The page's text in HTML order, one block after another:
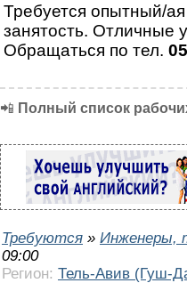
Требуется опытный/
занятость. Отличные
Обращаться по тел.
📲 Полный список
Требуются » Инженеры,
09:00
Регион: Тель-Авив (Гуш-